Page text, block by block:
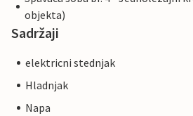
objekta)
Sadržaji
elektricni stednjak
Hladnjak
Napa